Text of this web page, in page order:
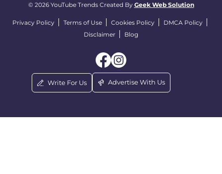
© 2026 YouTube Trends Created By Geek Web Solution
Privacy Policy Terms of Use Cookies Policy
DMCA Policy
Disclaimer
Blog
Write For Us Advertise With Us